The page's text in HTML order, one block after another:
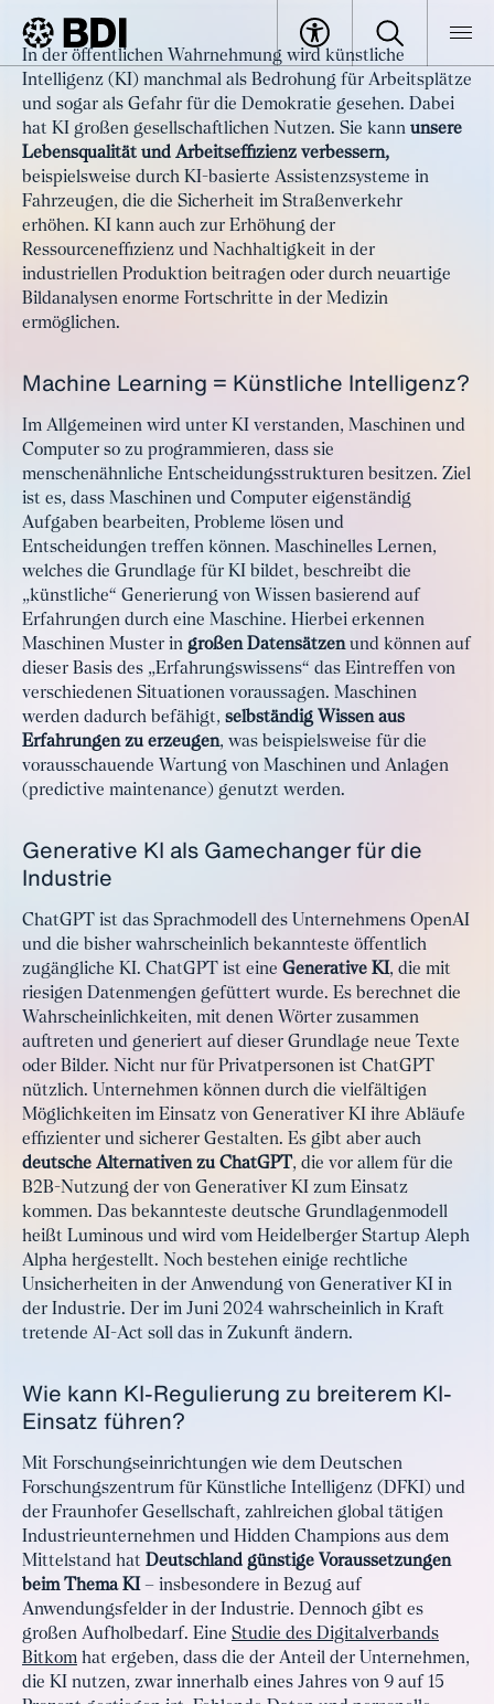
BDI Artikel
Artikel
Künstliche Intelligenz: Chancen
für Wirtschaft und Gesellschaft
In der öffentlichen Wahrnehmung wird künstliche
Intelligenz (KI) manchmal als Bedrohung für Arbeitsplätze
und sogar als Gefahr für die Demokratie gesehen. Dabei
hat KI großen gesellschaftlichen Nutzen. Sie kann unsere
Lebensqualität und Arbeitseffizienz verbessern,
beispielsweise durch KI-basierte Assistenzsysteme in
Fahrzeugen, die die Sicherheit im Straßenverkehr
erhöhen. KI kann auch zur Erhöhung der
Ressourceneffizienz und Nachhaltigkeit in der
industriellen Produktion beitragen oder durch neuartige
Bildanalysen enorme Fortschritte in der Medizin
ermöglichen.
Machine Learning = Künstliche Intelligenz?
Im Allgemeinen wird unter KI verstanden, Maschinen und
Computer so zu programmieren, dass sie
menschenähnliche Entscheidungsstrukturen besitzen. Ziel
ist es, dass Maschinen und Computer eigenständig
Aufgaben bearbeiten, Probleme lösen und
Entscheidungen treffen können. Maschinelles Lernen,
welches die Grundlage für KI bildet, beschreibt die
„künstliche“ Generierung von Wissen basierend auf
Erfahrungen durch eine Maschine. Hierbei erkennen
Maschinen Muster in großen Datensätzenund können auf
dieser Basis des „Erfahrungswissens“ das Eintreffen von
verschiedenen Situationen voraussagen. Maschinen
werden dadurch befähigt, selbständig Wissen aus
Erfahrungen zu erzeugen, was beispielsweise für die
vorausschauende Wartung von Maschinen und Anlagen
(predictive maintenance) genutzt werden.
Generative KI als Gamechanger für die
Industrie
ChatGPT ist das Sprachmodell des Unternehmens OpenAI
und die bisher wahrscheinlich bekannteste öffentlich
zugängliche KI. ChatGPT ist eine Generative KI, die mit
riesigen Datenmengen gefüttert wurde. Es berechnet die
Wahrscheinlichkeiten, mit denen Wörter zusammen
auftreten und generiert auf dieser Grundlage neue Texte
oder Bilder. Nicht nur für Privatpersonen ist ChatGPT
nützlich. Unternehmen können durch die vielfältigen
Möglichkeiten im Einsatz von Generativer KI ihre Abläufe
effizienter und sicherer Gestalten. Es gibt aber auch
deutsche Alternativen zu ChatGPT, die vor allem für die
B2B-Nutzung der von Generativer KI zum Einsatz
kommen. Das bekannteste deutsche Grundlagenmodell
heißt Luminous und wird vom Heidelberger Startup Aleph
Alpha hergestellt. Noch bestehen einige rechtliche
Unsicherheiten in der Anwendung von Generativer KI in
der Industrie. Der im Juni 2024 wahrscheinlich in Kraft
tretende AI-Act soll das in Zukunft ändern.
Wie kann KI-Regulierung zu breiterem KI-
Einsatz führen?
Mit Forschungseinrichtungen wie dem Deutschen
Forschungszentrum für Künstliche Intelligenz (DFKI) und
der Fraunhofer Gesellschaft, zahlreichen global tätigen
Industrieunternehmen und Hidden Champions aus dem
Mittelstand hat Deutschland günstige Voraussetzungen
beim Thema KI– insbesondere in Bezug auf
Anwendungsfelder in der Industrie. Dennoch gibt es
großen Aufholbedarf. Eine Studie des Digitalverbands
Bitkom hat ergeben, dass die der Anteil der Unternehmen,
die KI nutzen, zwar innerhalb eines Jahres von 9 auf 15